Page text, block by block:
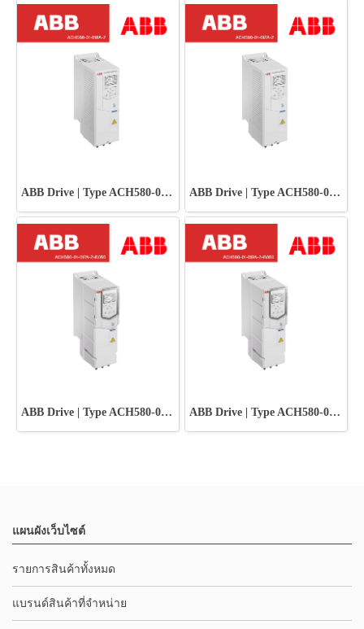
ABB Drive | Type ACH580-01-018A-2 ABB Drive | Type ACH580-01-012A-2
ABB Drive | Type ACH580-01-012A-2+B056 ABB Drive | Type ACH580-01-018A-2+B056
แผนผังเว็บไซต์
รายการสินค้าทั้งหมด
แบรนด์สินค้าที่จำหน่าย